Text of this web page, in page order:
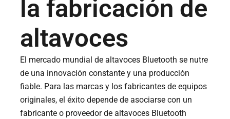
la fabricación de
altavoces
El mercado mundial de altavoces Bluetooth se nutre
de una innovación constante y una producción
fiable. Para las marcas y los fabricantes de equipos
originales, el éxito depende de asociarse con un
fabricante o proveedor de altavoces Bluetooth